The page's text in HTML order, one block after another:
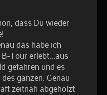
dass Du wieder
das habe ich
Tour erlebt...aus
gefahren und es
ganzen: Genau
zeitnah abgeholzt